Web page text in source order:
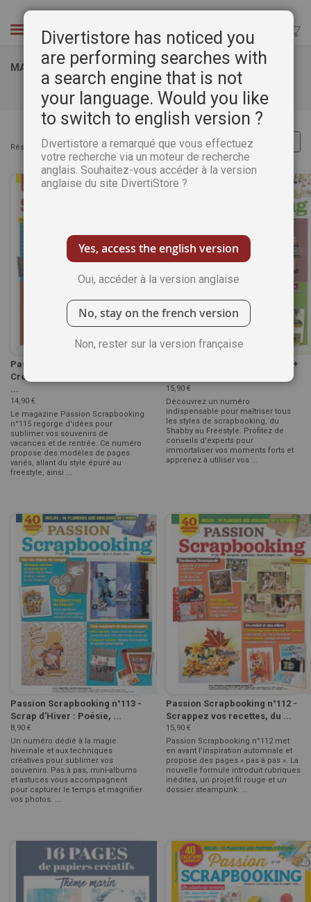
Chercher
MAGAZINES RÉGULIERS PASSION SCRAPBOOKING
Résultats :Articles1-32sur81
Passion Scrapbooking n°115 :
Créer plus avec moins ! Mini
...
14,90 €
Le magazine Passion Scrapbooking
n°115 regorge d'idées pour
sublimer vos souvenirs de
vacances et de rentrée. Ce numéro
propose des modèles de pages
variés, allant du style épuré au
freestyle, ainsi ...
Passion Scrapbooking n°114 +
15,90 €
Découvrez un numéro
indispensable pour maîtriser tous
les styles de scrapbooking, du
Shabby au Freestyle. Profitez de
conseils d'experts pour
immortaliser vos moments forts et
apprenez à utiliser vos ...
Passion Scrapbooking n°113 -
Scrap d’Hiver : Poésie, ...
8,90 €
Un numéro dédié à la magie
hivernale et aux techniques
créatives pour sublimer vos
souvenirs. Pas à pas, mini-albums
et astuces vous accompagnent
pour capturer le temps et magnifier
vos photos. ...
Passion Scrapbooking n°112 -
Scrappez vos recettes, du ...
15,90 €
Passion Scrapbooking n°112 met
en avant l’inspiration automnale et
propose des pages « pas à pas ». La
nouvelle formule introduit rubriques
inédites, un projet fil rouge et un
dossier steampunk. ...
Divertistore has noticed you
are performing searches with
a search engine that is not
your language. Would you like
to switch to english version ?
Divertistore a remarqué que vous effectuez
votre recherche via un moteur de recherche
anglais. Souhaitez-vous accéder à la version
anglaise du site DivertiStore ?
Yes, access the english version
Oui, accéder à la version anglaise
No, stay on the french version
Non, rester sur la version française